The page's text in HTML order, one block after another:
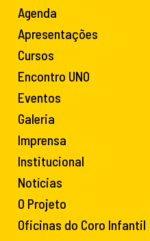
Agenda
Apresentações
Cursos
Encontro UNO
Eventos
Galeria
Imprensa
Institucional
Notícias
O Projeto
Oficinas do Coro Infantil